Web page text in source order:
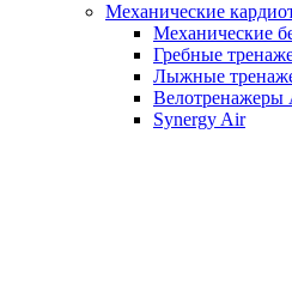
Механические
Механические
Гребные
Лыжные
Велотренажеры
Synergy Air